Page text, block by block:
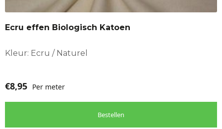
Ecru effen Biologisch Katoen
Kleur: Ecru / Naturel
€8,95 Per meter
Bestellen